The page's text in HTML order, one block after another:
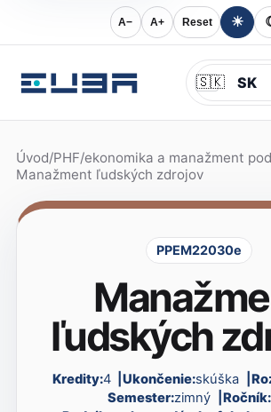
A− A+ Reset ☀
🇸🇰
Úvod/PHF/ekonomika a manažment
Manažment ľudských zdrojov
PPEM22030e
ľudských
Kredity:4 Ukončenie:skúška
Semester:zimný Ročník: